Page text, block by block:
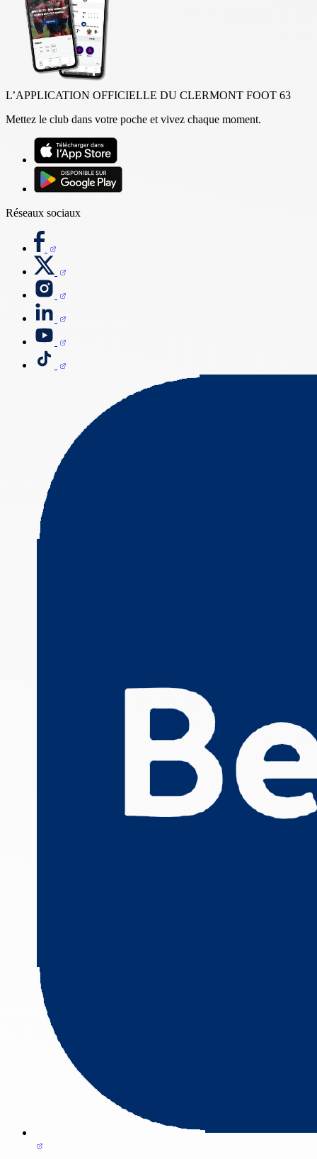
L’APPLICATION OFFICIELLE DU CLERMONT FOOT 63
Mettez le club dans votre poche et vivez chaque moment.
Réseaux sociaux